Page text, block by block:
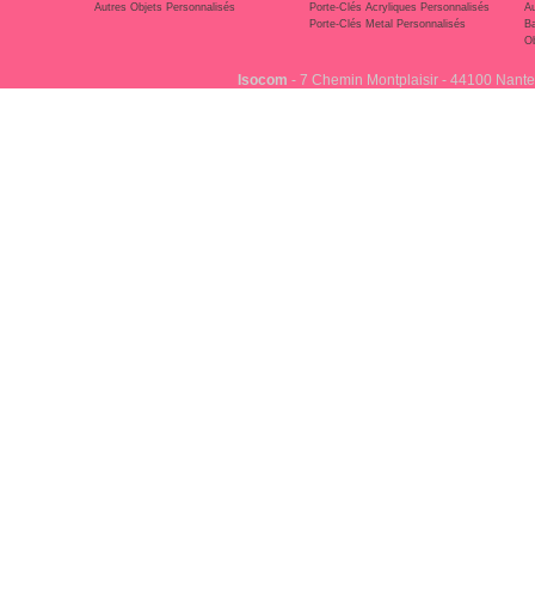
Autres Objets Personnalisés
Porte-Clés Acryliques Personnalisés
Porte-Clés Metal Personnalisés
Isocom - 7 Chemin Montplaisir - 44100